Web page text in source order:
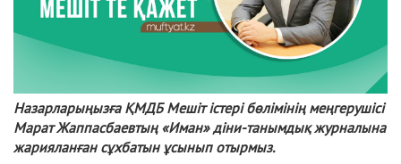
Назарларыңызға ҚМДБ Мешіт істері бөлімінің меңгерушісі
Марат Жаппасбаевтың «Иман» діни-танымдық журналына
жарияланған сұхбатын ұсынып отырмыз.